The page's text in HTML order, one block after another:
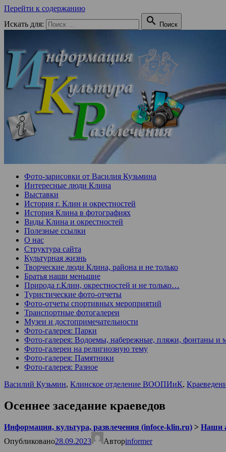
Перейти к содержанию
Искать для:
 Поиск
Фото-зарисовки от Василия Кузьмина
Интересные люди Клина
Выставки
История г. Клин и окрестностей
История Клина в фотографиях
Виды Клина и окрестностей
Полезные ссылки
О нас
Структура сайта
Культурная жизнь
Творческие люди Клина, района и не только
Братья наши меньшие
Природа г.Клин, окрестностей и не только…
Туристические фото-отчеты
Фото-отчеты спортивных мероприятий
Транспортные фотогалереи
Музеи и достопримечательности
Фото-галерея: Парки
Фото-галерея: Водоемы, набережные, пляжи, фонтаны и
Фото-галереи на религиозную тему
Фото-галерея: Памятники
Фото-галерея: Разное
Василий Кузьмин, Клинское отделение ВООПИиК,
Осеннее заседание краеведов
Информация, культура, развлечения (infoce-klin.ru) > Наши
Опубликовано28.09.2023 Авторinformer